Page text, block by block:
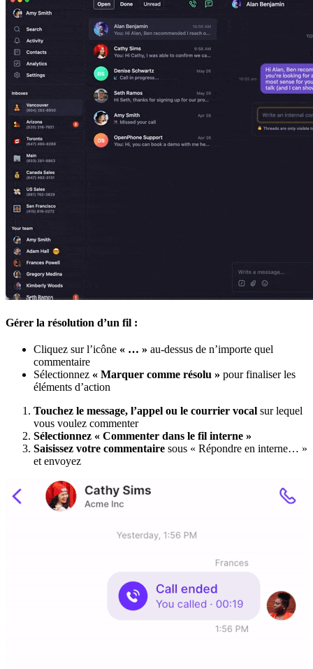
Gérer la résolution d’un fil :
Cliquez sur l’icône « … » au-dessus de n’importe quel
commentaire
Sélectionnez « Marquer comme résolu » pour finaliser les
éléments d’action
Touchez le message, l’appel ou le courrier vocal sur lequel
vous voulez commenter
Sélectionnez « Commenter dans le fil interne »
Saisissez votre commentaire sous « Répondre en interne… »
et envoyez